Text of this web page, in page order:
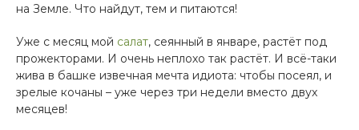
на Земле. Что найдут, тем и питаются!
Уже с месяц мой салат, сеянный в январе, растёт под
прожекторами. И очень неплохо так растёт. И всё-таки
жива в башке извечная мечта идиота: чтобы посеял, и
зрелые кочаны – уже через три недели вместо двух
месяцев!